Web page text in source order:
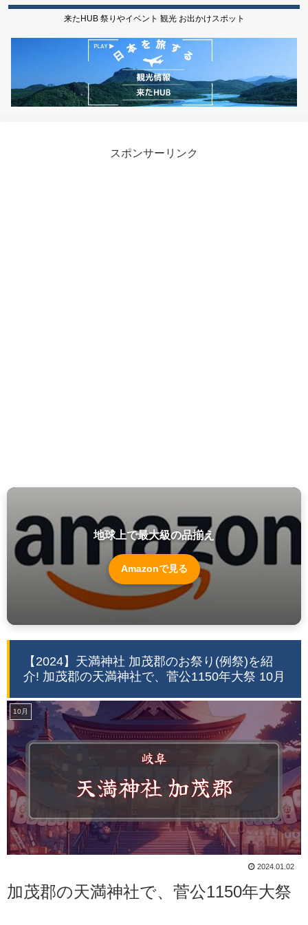
来たHUB 祭りやイベント 観光 お出かけスポット
スポンサーリンク
地球上で最大級の品揃え
Amazonで見る
【2024】天満神社 加茂郡のお祭り(例祭)を紹
介! 加茂郡の天満神社で、菅公1150年大祭 10月
10月
2024.01.02
加茂郡の天満神社で、菅公1150年大祭